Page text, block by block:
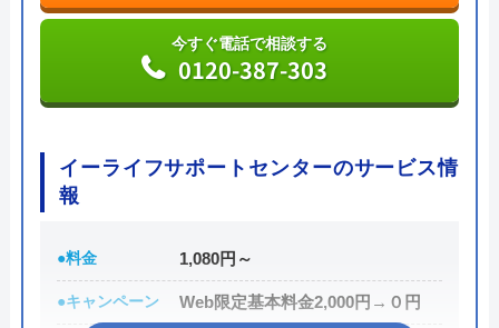
今すぐ電話で相談する
0120-387-303
イーライフサポートセンターのサービス情
報
●料金 1,080円～
●キャンペーン Web限定基本料金2,000円→０円